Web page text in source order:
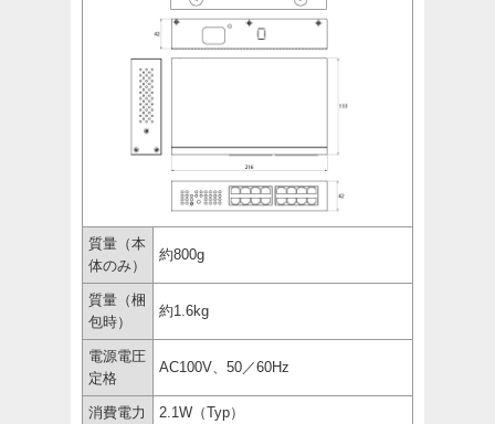
質量（本
体のみ）
約800g
質量（梱
包時）
約1.6kg
電源電圧
定格
AC100V、50／60Hz
消費電力 2.1W（Typ）